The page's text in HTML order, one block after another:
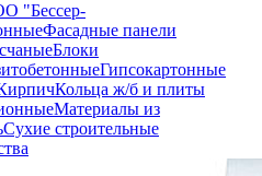
"Бессер-
Фасадные панели
Блоки
Гипсокартонные
Кольца ж/б и плиты
Материалы из
Сухие строительные